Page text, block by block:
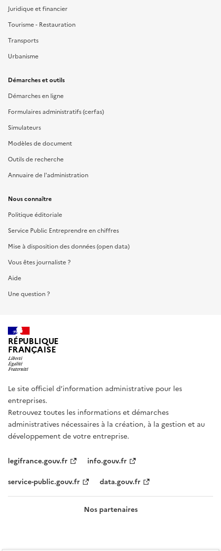
Juridique et financier
Tourisme - Restauration
Transports
Urbanisme
Démarches et outils
Démarches en ligne
Formulaires administratifs (cerfas)
Simulateurs
Modèles de document
Outils de recherche
Annuaire de l'administration
Nous connaître
Politique éditoriale
Service Public Entreprendre en chiffres
Mise à disposition des données (open data)
Vous êtes journaliste ?
Aide
Une question ?
RÉPUBLIQUE
FRANÇAISE
Le site officiel d’information administrative pour les
entreprises.
Retrouvez toutes les informations et démarches
administratives nécessaires à la création, à la gestion et au
développement de votre entreprise.
legifrance.gouv.fr
info.gouv.fr
service-public.gouv.fr
data.gouv.fr
Nos partenaires